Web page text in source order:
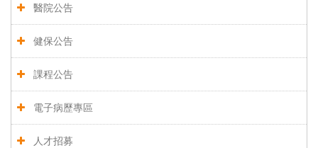
醫院公告
健保公告
課程公告
電子病歷專區
人才招募